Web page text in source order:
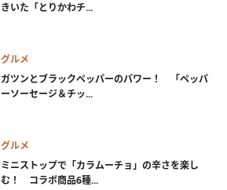
きいた「とりかわチ...
グルメ
ガツンとブラックペッパーのパワー！ 「ペッパ
ーソーセージ＆チッ...
グルメ
ミニストップで「カラムーチョ」の辛さを楽し
む！ コラボ商品6種...